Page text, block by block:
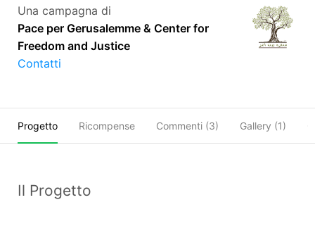
Una campagna di
Pace per Gerusalemme & Center for
Freedom and Justice
Contatti
Progetto Ricompense Commenti (3) Gallery (1)
Il Progetto